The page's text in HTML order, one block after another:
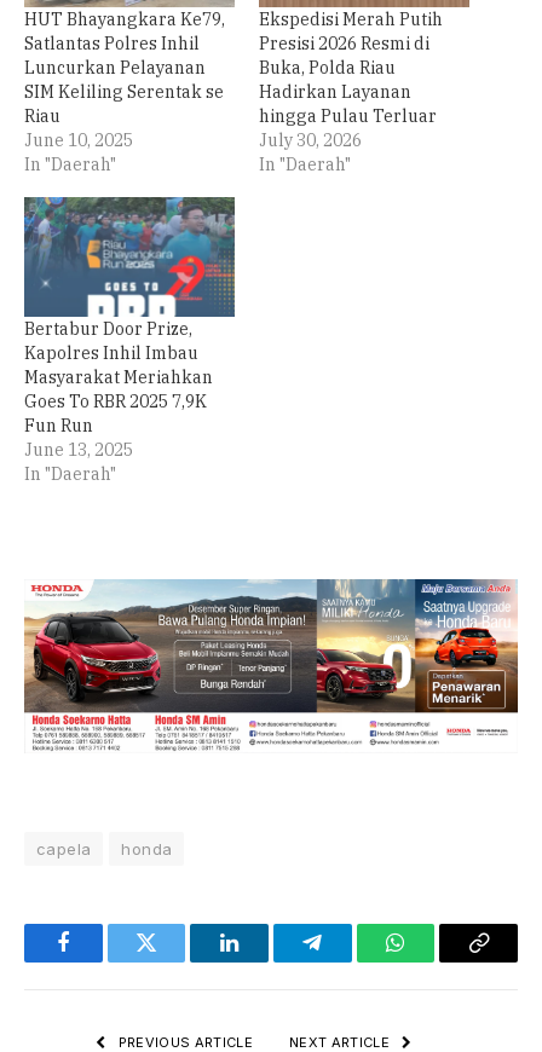
HUT Bhayangkara Ke79,
Satlantas Polres Inhil
Luncurkan Pelayanan
SIM Keliling Serentak se
Riau
June 10, 2025
In "Daerah"
Ekspedisi Merah Putih
Presisi 2026 Resmi di
Buka, Polda Riau
Hadirkan Layanan
hingga Pulau Terluar
July 30, 2026
In "Daerah"
Bertabur Door Prize,
Kapolres Inhil Imbau
Masyarakat Meriahkan
Goes To RBR 2025 7,9K
Fun Run
June 13, 2025
In "Daerah"
capela honda
FacebookTwitter LinkedInTelegramWhatsAppCopy
PREVIOUS ARTICLE NEXT ARTICLE